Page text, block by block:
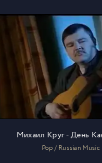
Михаил Круг - День
Pop / Russian Music